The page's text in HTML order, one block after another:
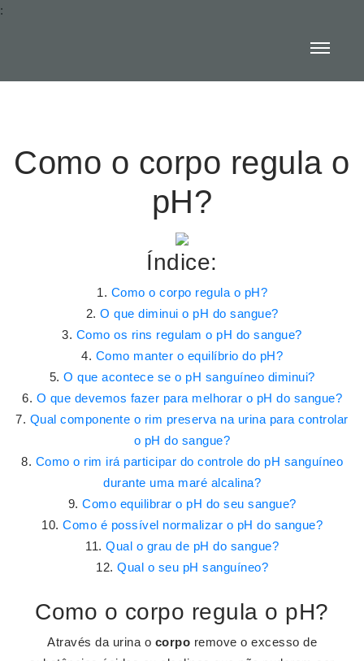
:
Como o corpo regula o
pH?
Índice:
Como o corpo regula o pH?
O que diminui o pH do sangue?
Como os rins regulam o pH do sangue?
Como manter o equilíbrio do pH?
O que acontece se o pH sanguíneo diminui?
O que devemos fazer para melhorar o pH do sangue?
Qual componente o rim preserva na urina para controlar
o pH do sangue?
Como o rim irá participar do controle do pH sanguíneo
durante uma maré alcalina?
Como equilibrar o pH do seu sangue?
Como é possível normalizar o pH do sangue?
Qual o grau de pH do sangue?
Qual o seu pH sanguíneo?
Como o corpo regula o pH?
Através da urina o corpo remove o excesso de